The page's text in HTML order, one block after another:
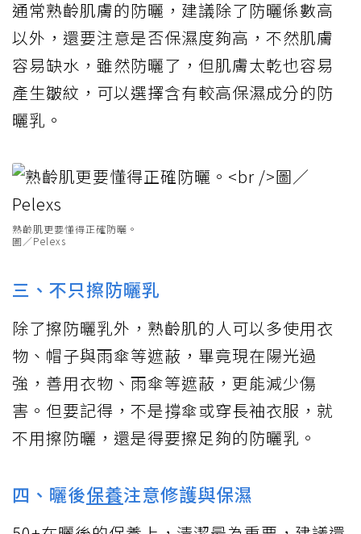
通常熟齡肌膚的防曬，建議除了防曬係數高
以外，還要注意是否保濕度夠高，不然肌膚
容易缺水，雖然防曬了，但肌膚太乾也容易
產生皺紋，可以選擇含有較高保濕成分的防
曬乳。
熟齡肌更要懂得正確防曬。
圖／Pelexs
三、不只擦防曬乳
除了擦防曬乳外，熟齡肌的人可以多使用衣
物、帽子與雨傘等遮蔽，畢竟現在陽光過
強，善用衣物、雨傘等遮蔽，更能減少傷
害。但要記得，不是撐傘或穿長袖衣服，就
不用擦防曬，還是得要擦足夠的防曬乳。
四、曬後保養注意修護與保濕